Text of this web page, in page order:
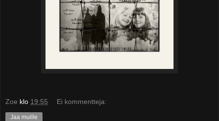
Zoe klo 19:55 Ei kommentteja:
Jaa muille